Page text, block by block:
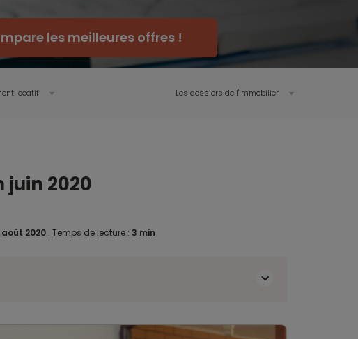
les meilleures offres !
locatif Les dossiers de l'immobilier
juin 2020
août 2020 . Temps de lecture : 3 min